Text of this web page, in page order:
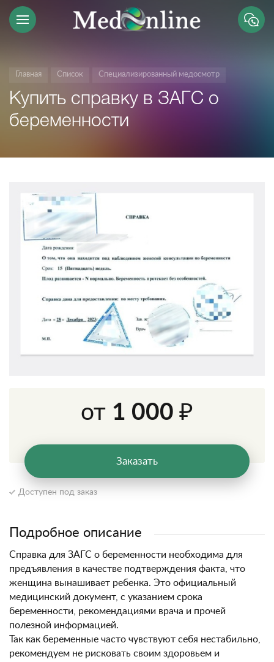
Главная Список Специализированный медосмотр
Купить справку в ЗАГС о
беременности
Доступен под заказ
от 1 000 ₽
Заказать
Подробное описание
Справка для ЗАГС о беременности необходима для
предъявления в качестве подтверждения факта, что
женщина вынашивает ребенка. Это официальный
медицинский документ, с указанием срока
беременности, рекомендациями врача и прочей
полезной информацией.
Так как беременные часто чувствуют себя нестабильно,
рекомендуем не рисковать своим здоровьем и